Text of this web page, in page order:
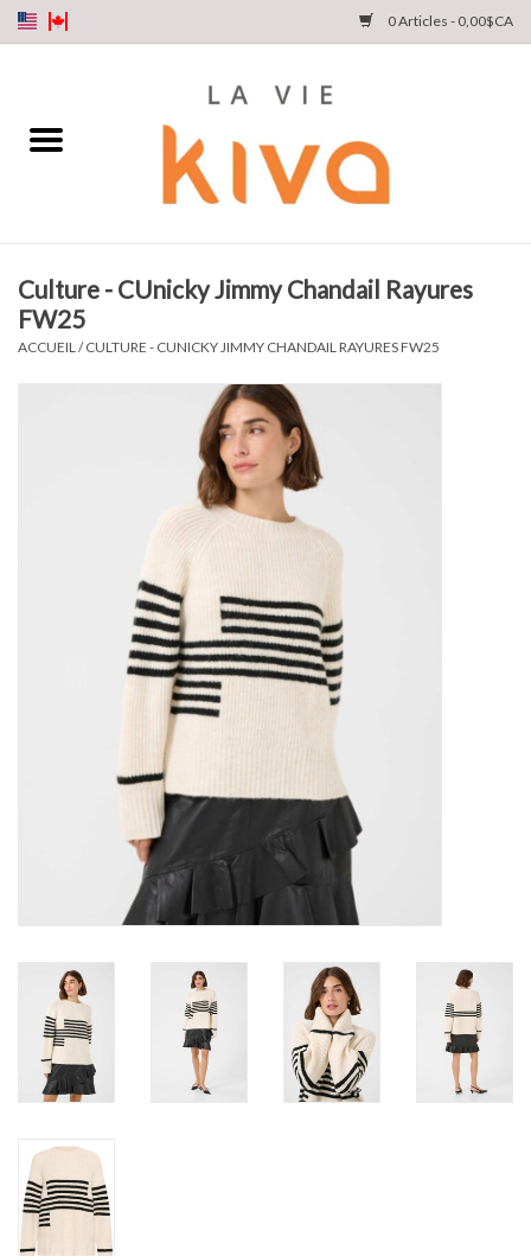
0 Articles - 0,00$CA
MAGASINEZ
Culture - CUnicky Jimmy Chandail Rayures
FW25
ACCUEIL /CULTURE - CUNICKY JIMMY CHANDAIL RAYURES FW25